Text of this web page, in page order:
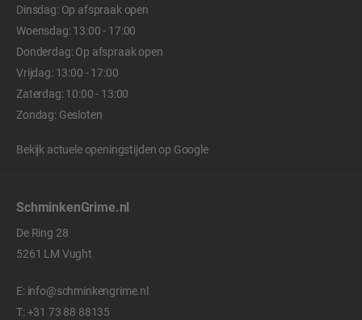
Dinsdag: Op afspraak open
Woensdag: 13:00 - 17:00
Donderdag: Op afspraak open
Vrijdag: 13:00 - 17:00
Zaterdag: 10:00 - 13:00
Zondag: Gesloten
Bekijk actuele openingstijden op Google
SchminkenGrime.nl
De Ring 28
5261 LM Vught
E: info@schminkengrime.nl
T:+31 73 88 88135